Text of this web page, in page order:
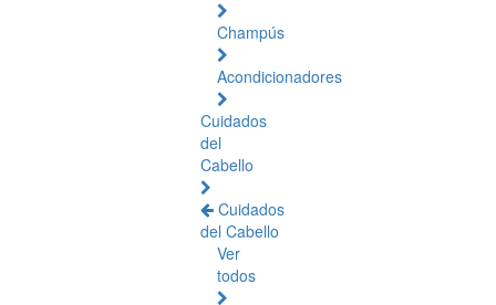
Champús
Acondicionadores
Cuidados
del
Cabello
Cuidados
del Cabello
Ver
todos